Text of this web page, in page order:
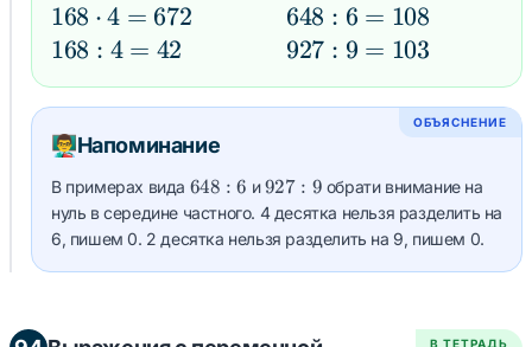
=
192
397
=
107
654
4 =
820
168
\cdot
672
168 ⋅4 = 672
168
: 4
=
42
168 : 4 = 42
648
: 6
108
648 : 6 = 108
927
: 9
=
927 : 9 = 103
ОБЪЯСНЕНИЕ
👨‍🏫Напоминание
В примерах вида 648
: 6
648 : 6 и927
: 9
927 : 9 обрати внимание на
нуль в середине частного. 4 десятка нельзя разделить на
6, пишем 0. 2 десятка нельзя разделить на 9, пишем 0.
В ТЕТРАДЬ